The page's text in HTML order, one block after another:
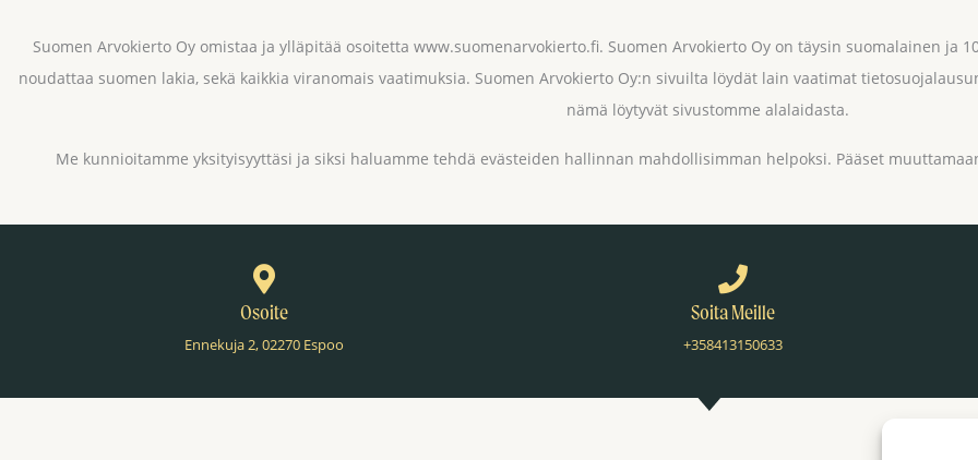
Suomen Arvokierto Oy omistaa ja ylläpitää osoitetta www.suomenarvokierto.fi. Suomen Arvokierto Oy on täysin suomalainen ja
noudattaa suomen lakia, sekä kaikkia viranomais vaatimuksia. Suomen Arvokierto Oy:n sivuilta löydät lain vaatimat
nämä löytyvät sivustomme alalaidasta.
Me kunnioitamme yksityisyyttäsi ja siksi haluamme tehdä evästeiden hallinnan mahdollisimman helpoksi. Pääset
Osoite
Ennekuja 2, 02270 Espoo
Soita Meille
+358413150633